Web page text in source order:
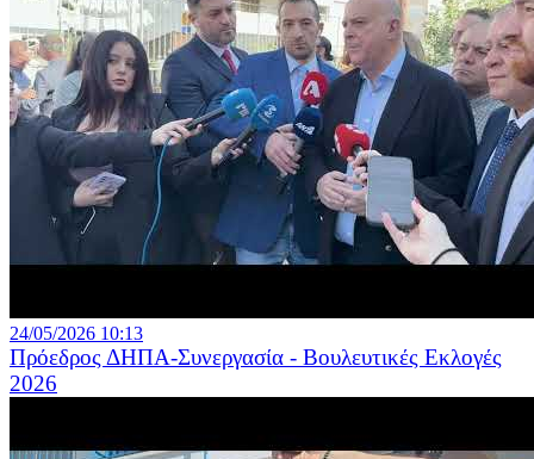
24/05/2026 10:13
Πρόεδρος ΔΗΠΑ-Συνεργασία - Βουλευτικές Εκλογές
2026